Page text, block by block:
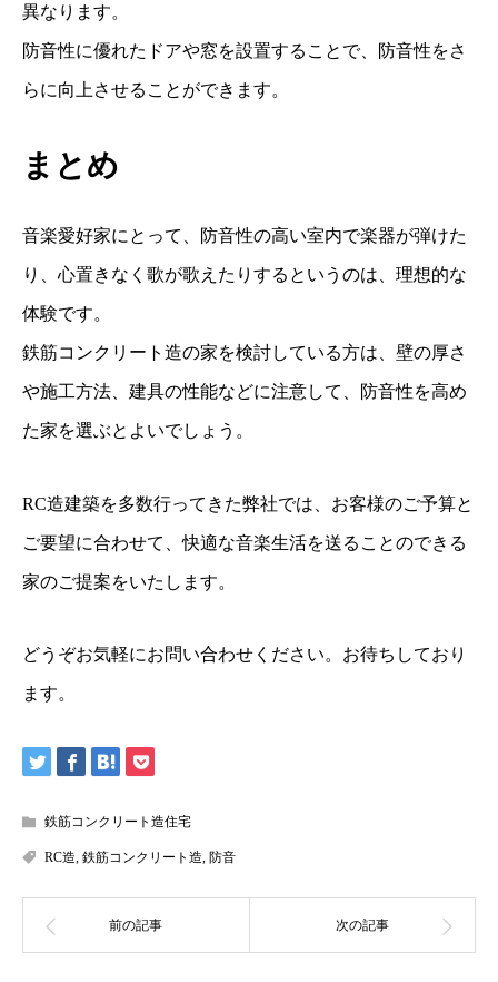
異なります。
防音性に優れたドアや窓を設置することで、防音性をさ
らに向上させることができます。
まとめ
音楽愛好家にとって、防音性の高い室内で楽器が弾けた
り、心置きなく歌が歌えたりするというのは、理想的な
体験です。
鉄筋コンクリート造の家を検討している方は、壁の厚さ
や施工方法、建具の性能などに注意して、防音性を高め
た家を選ぶとよいでしょう。
RC造建築を多数行ってきた弊社では、お客様のご予算と
ご要望に合わせて、快適な音楽生活を送ることのできる
家のご提案をいたします。
どうぞお気軽にお問い合わせください。お待ちしており
ます。
鉄筋コンクリート造住宅
RC造 鉄筋コンクリート造 防音